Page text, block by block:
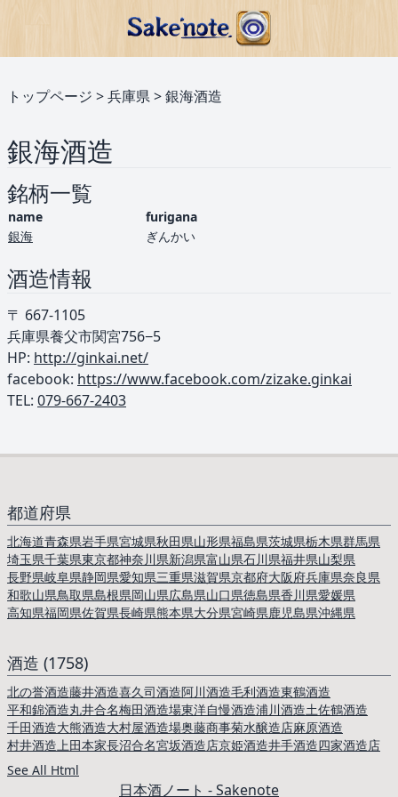
トップページ >兵庫県>銀海酒造
銀海酒造
銘柄一覧
name
furigana
銀海
ぎんかい
酒造情報
〒 667-1105
兵庫県養父市関宮756−5
HP: http://ginkai.net/
facebook: https://www.facebook.com/zizake.ginkai
TEL: ︎ 079-667-2403
都道府県
北海道青森県岩手県宮城県秋田県山形県福島県茨城県栃木県群馬県
埼玉県千葉県東京都神奈川県新潟県富山県石川県福井県山梨県
長野県岐阜県静岡県愛知県三重県滋賀県京都府大阪府兵庫県奈良県
和歌山県鳥取県島根県岡山県広島県山口県徳島県香川県愛媛県
高知県福岡県佐賀県長崎県熊本県大分県宮崎県鹿児島県沖縄県
酒造 (1758)
北の誉酒造藤井酒造喜久司酒造阿川酒造毛利酒造東鶴酒造
平和錦酒造丸井合名梅田酒造場東洋自慢酒造浦川酒造土佐鶴酒造
千田酒造大熊酒造大村屋酒造場奥藤商事菊水醸造店麻原酒造
村井酒造上田本家長沼合名宮坂酒造店京姫酒造井手酒造四家酒造店
See All Html
日本酒ノート - Sakenote